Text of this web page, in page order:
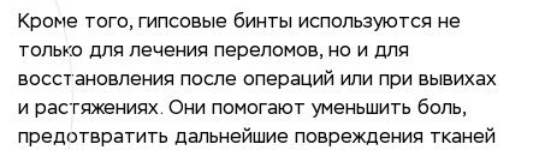
Кроме того, гипсовые бинты используются не
только для лечения переломов, но и для
восстановления после операций или при вывихах
и растяжениях. Они помогают уменьшить боль,
предотвратить дальнейшие повреждения тканей